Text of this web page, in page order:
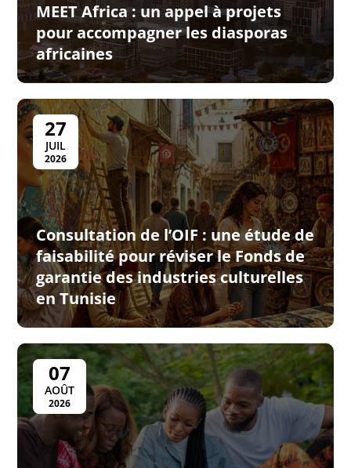
MEET Africa : un appel à projets
pour accompagner les diasporas
africaines
27
JUIL
2026
Consultation de l’OIF : une étude de
faisabilité pour réviser le Fonds de
garantie des industries culturelles
en Tunisie
07
AOÛT
2026